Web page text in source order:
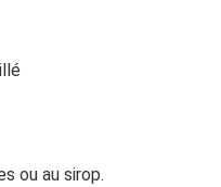
ou au sirop.